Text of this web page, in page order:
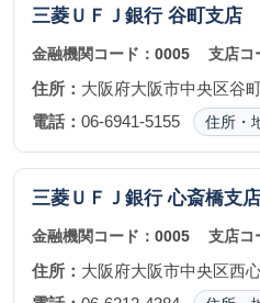
三菱ＵＦＪ銀行 谷町支店
金融機関コード： 0005 支店コ
住所： 大阪府大阪市中央区谷
電話： 06-6941-5155 住所・
三菱ＵＦＪ銀行 心斎橋支店
金融機関コード： 0005 支店コ
住所： 大阪府大阪市中央区西